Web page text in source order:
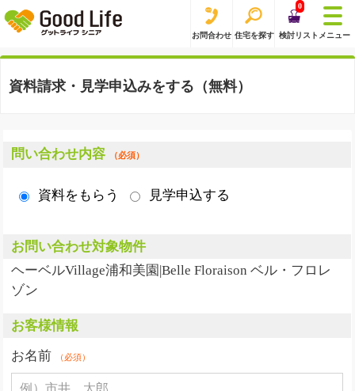
お問合わせ 住宅を探す
0
検討リスト メニュー
資料請求・見学申込みをする（無料）
問い合わせ内容 （必須）
資料をもらう 見学申込する
お問い合わせ対象物件
ヘーベルVillage浦和美園|Belle Floraison ベル・フロレ
ゾン
お客様情報
お名前
（必須）